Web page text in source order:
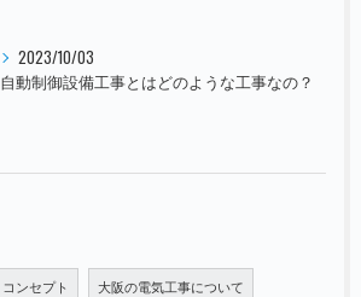
2023/10/03
自動制御設備工事とはどのような工事なの？
コンセプト 大阪の電気工事について